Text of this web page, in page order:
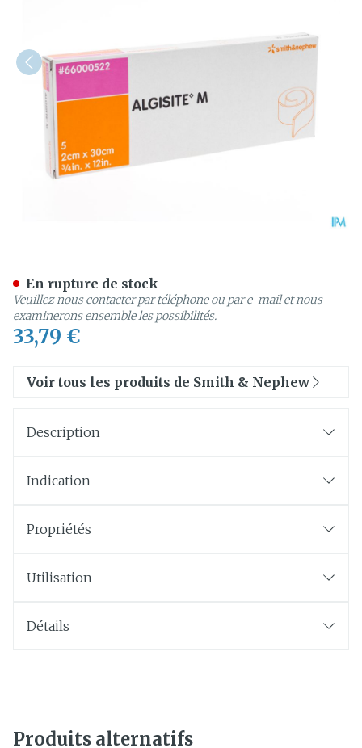
33,79 €
En rupture de stock
Veuillez nous contacter par téléphone ou par e-mail et nous
examinerons ensemble les possibilités.
Voir tous les produits de Smith & Nephew
Description
Indication
Propriétés
Utilisation
Détails
Produits alternatifs